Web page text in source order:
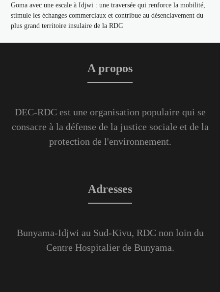
Goma avec une escale à Idjwi : une traversée qui renforce la mobilité,
stimule les échanges commerciaux et contribue au désenclavement du
plus grand territoire insulaire de la RDC
A propos
DEC-RDC est une organisation populaire qui se
consacre à la défense de la justice sociale et de la
protection de l'environnement.
Adresses
Bunyama-Idjwi au Sud-Kivu, RDC non loin du
Centre Hospitalier de Bunyama.